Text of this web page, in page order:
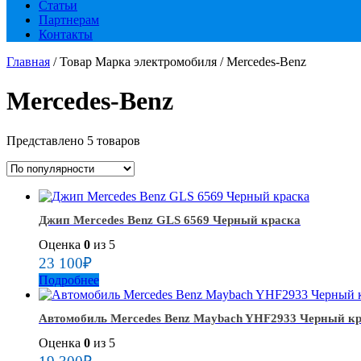
Статьи
Партнерам
Контакты
Главная / Товар Марка электромобиля / Mercedes-Benz
Mercedes-Benz
Представлено 5 товаров
Джип Mercedes Benz GLS 6569 Черный краска
Оценка 0 из 5
23 100₽
Подробнее
Автомобиль Mercedes Benz Maybach YHF2933 Черный
Оценка 0 из 5